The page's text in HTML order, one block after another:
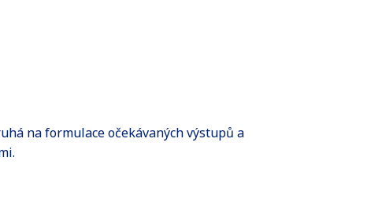
na formulace očekávaných výstupů a